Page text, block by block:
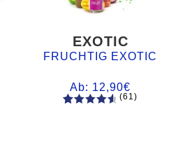
EXOTIC
FRUCHTIG EXOTIC
Ab: 12,90€
(61)